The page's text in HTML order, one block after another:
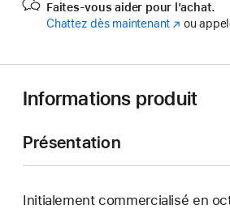
Faites-vous aider pour l’achat.
Chattez dès maintenant (s’ouvre
ou
Informations produit
Présentation
Initialement commercialisé en